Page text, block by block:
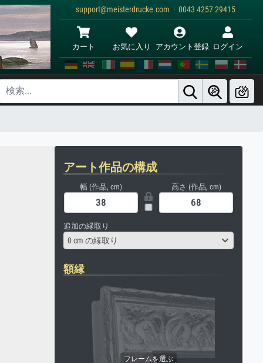
support@meisterdrucke.com · 0043 4257 29415
カート お気に入り アカウント登録 ログイン
アート作品の構成
幅 (作品, cm) 高さ (作品, cm)
追加の縁取り
0 cm の縁取り
額縁